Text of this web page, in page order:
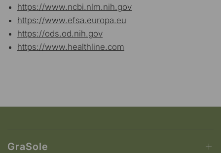
https://www.ncbi.nlm.nih.gov
https://www.efsa.europa.eu
https://ods.od.nih.gov
https://www.healthline.com
GraSole